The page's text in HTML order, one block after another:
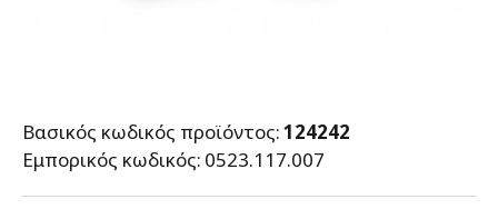
Βασικός κωδικός προϊόντος:124242
Εμπορικός κωδικός: 0523.117.007